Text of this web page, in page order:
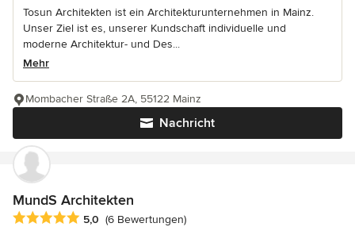
Tosun Architekten ist ein Architekturunternehmen in Mainz.
Unser Ziel ist es, unserer Kundschaft individuelle und
moderne Architektur- und Des...
Mehr
Nachricht
Mombacher Straße 2A, 55122 Mainz
MundS Architekten
Durchschnittliche Bewertung: 5 von 5 Sternen
5,0 (6 Bewertungen)